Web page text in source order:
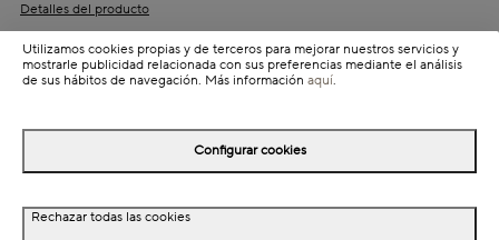
Detalles del producto
Colección: Jonas
Información de envío
Detalles del producto
Descripción
Utilizamos cookies propias y de terceros para mejorar nuestros servicios y
mostrarle publicidad relacionada con sus preferencias mediante el análisis
de sus hábitos de navegación. Más información aquí.
Configurar cookies
Rechazar todas las cookies